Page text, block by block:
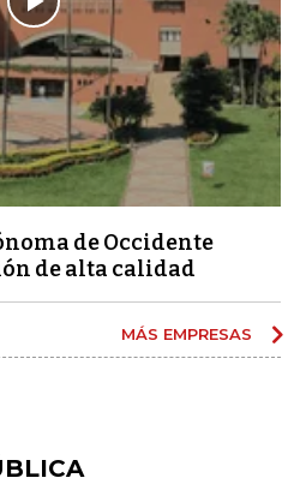
de Occidente
de alta calidad
MÁS EMPRESAS